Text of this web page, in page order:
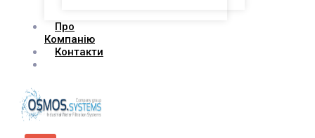
Про
Компанію
Контакти